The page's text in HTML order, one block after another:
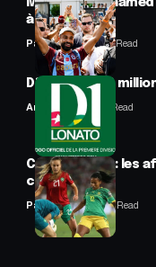
Mercato :
à Trabzon
Panafrofoot1 Min Read
D1 Lonato : 70
Anselme AVI 2 Min Read
CAN féminine : les
connues
Panafrofoot 2 Min Read